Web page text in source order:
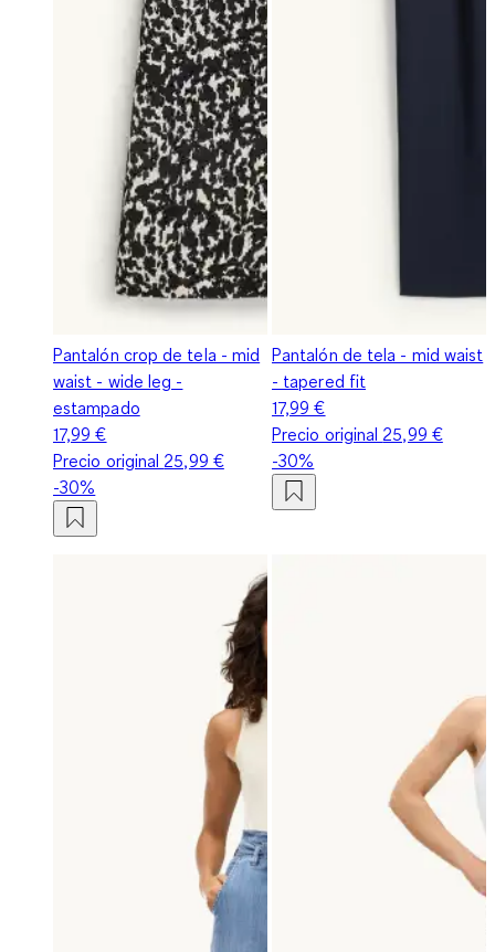
Pantalón crop de tela - mid
waist - wide leg -
estampado
17,99 €
Precio original 25,99 €
-30%
Pantalón de tela - mid waist
- tapered fit
17,99 €
Precio original 25,99 €
-30%